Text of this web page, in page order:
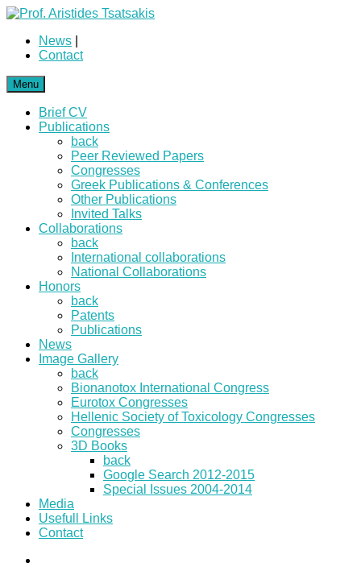
News
Contact
Menu
Brief CV
Publications
back
Peer Reviewed Papers
Congresses
Greek Publications & Conferences
Other Publications
Invited Talks
Collaborations
back
International collaborations
National Collaborations
Honors
back
Patents
Publications
News
Image Gallery
back
Bionanotox International Congress
Eurotox Congresses
Hellenic Society of Toxicology Congresses
Congresses
3D Books
back
Google Search 2012-2015
Special Issues 2004-2014
Media
Usefull Links
Contact